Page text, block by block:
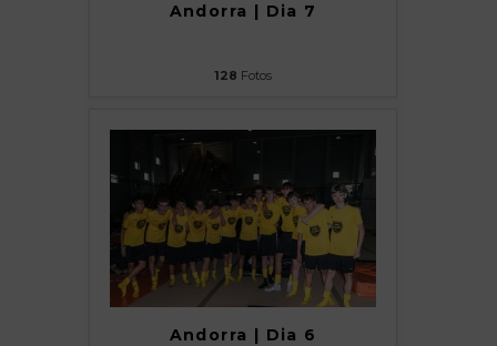
Andorra | Dia 7
128 Fotos
Andorra | Dia 6